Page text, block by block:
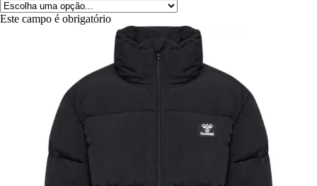
Este campo é obrigatório